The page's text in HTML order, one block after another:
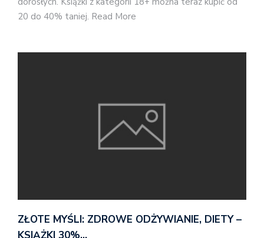
20 do 40% taniej. Read More
ZŁOTE MYŚLI: ZDROWE ODŻYWIANIE, DIETY –
KSIĄŻKI 30%…